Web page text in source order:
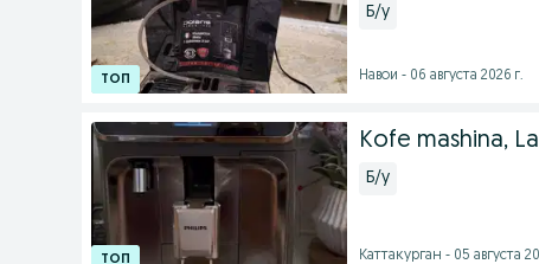
Б/у
Навои - 06 августа 2026 г.
Kofe mashina,
Б/у
Каттакурган - 05 августа